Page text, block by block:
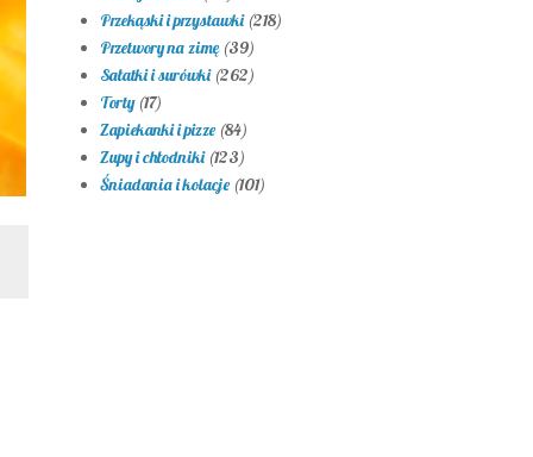
Przekąski i przystawki (218)
Przetwory na zimę (39)
Sałatki i surówki (262)
Torty (17)
Zapiekanki i pizze (84)
Zupy i chłodniki (123)
Śniadania i kolacje (101)